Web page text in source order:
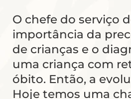
O chefe do serviço
importância da
de crianças e o
uma criança com
óbito. Então, a
Hoje temos uma